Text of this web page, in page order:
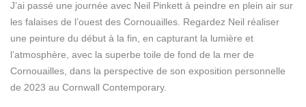
J’ai passé une journée avec Neil Pinkett à peindre en plein air sur
les falaises de l’ouest des Cornouailles. Regardez Neil réaliser
une peinture du début à la fin, en capturant la lumière et
l’atmosphère, avec la superbe toile de fond de la mer de
Cornouailles, dans la perspective de son exposition personnelle
de 2023 au Cornwall Contemporary.